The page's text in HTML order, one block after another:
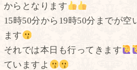
からとなります
15時50分から19時50分までが空
ます
それでは本日も行ってきます
ていますよ